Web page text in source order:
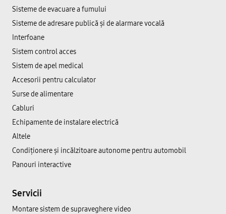
Sisteme de evacuare a fumului
Sisteme de adresare publică şi de alarmare vocală
Interfoane
Sistem control acces
Sistem de apel medical
Accesorii pentru calculator
Surse de alimentare
Cabluri
Echipamente de instalare electrică
Altele
Condiționere și incălzitoare autonome pentru automobil
Panouri interactive
Servicii
Montare sistem de supraveghere video